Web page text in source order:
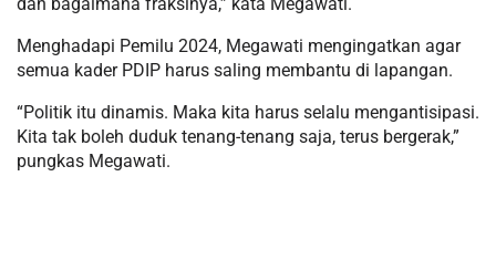
Menghadapi Pemilu 2024, Megawati mengingatkan agar
semua kader PDIP harus saling membantu di lapangan.
“Politik itu dinamis. Maka kita harus selalu mengantisipasi.
Kita tak boleh duduk tenang-tenang saja, terus bergerak,”
pungkas Megawati.